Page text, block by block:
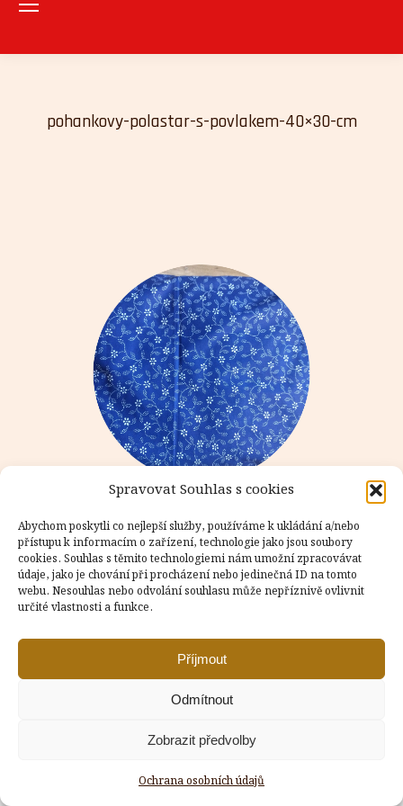
Spravovat Souhlas s cookies
Abychom poskytli co nejlepší služby, používáme k ukládání a/nebo
přístupu k informacím o zařízení, technologie jako jsou soubory
cookies. Souhlas s těmito technologiemi nám umožní zpracovávat
údaje, jako je chování při procházení nebo jedinečná ID na tomto
webu. Nesouhlas nebo odvolání souhlasu může nepříznivě ovlivnit
určité vlastnosti a funkce.
Příjmout
Odmítnout
Zobrazit předvolby
Ochrana osobních údajů
pohankovy-polastar-s-povlakem-40×30-cm
Copyright © Weiron Dynamics, s.r.o. |Tvorba webových stránek